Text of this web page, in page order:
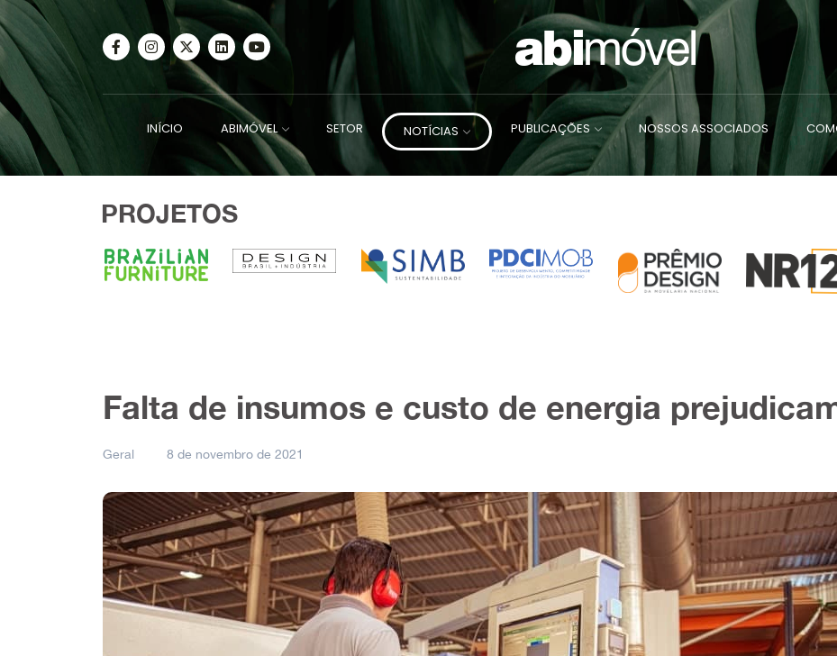
INÍCIO ABIMÓVEL SETOR NOTÍCIAS PUBLICAÇÕES NOSSOS ASSOCIADOS
PROJETOS
Falta de insumos e custo de energia
Geral 8 de novembro de 2021